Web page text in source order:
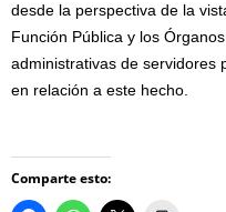
desde la perspectiva de la
Función Pública y los
administrativas de servidores
en relación a este hecho.
Comparte esto: